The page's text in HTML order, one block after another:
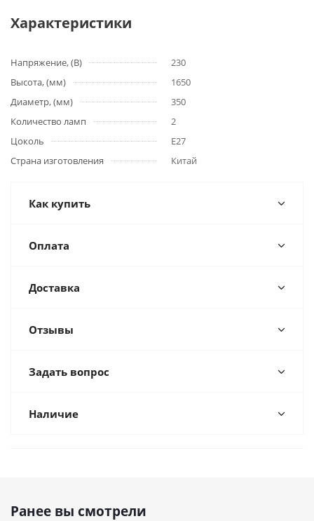
Характеристики
Напряжение, (В)
230
Высота, (мм)
1650
Диаметр, (мм)
350
Количество ламп
2
Цоколь
E27
Страна изготовления
Китай
Как купить
Оплата
Доставка
Отзывы
Задать вопрос
Наличие
Ранее вы смотрели